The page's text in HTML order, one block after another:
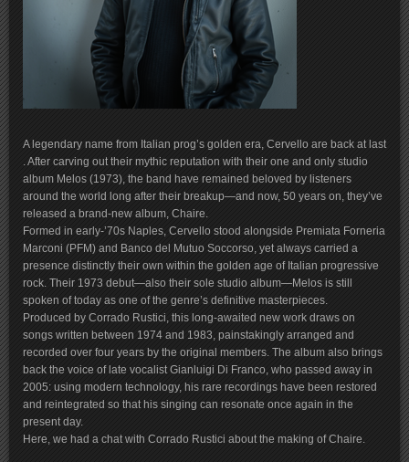
A legendary name from Italian prog’s golden era, Cervello are back at last
. After carving out their mythic reputation with their one and only studio
album Melos (1973), the band have remained beloved by listeners
around the world long after their breakup—and now, 50 years on, they’ve
released a brand-new album, Chaire.
Formed in early-’70s Naples, Cervello stood alongside Premiata Forneria
Marconi (PFM) and Banco del Mutuo Soccorso, yet always carried a
presence distinctly their own within the golden age of Italian progressive
rock. Their 1973 debut—also their sole studio album—Melos is still
spoken of today as one of the genre’s definitive masterpieces.
Produced by Corrado Rustici, this long-awaited new work draws on
songs written between 1974 and 1983, painstakingly arranged and
recorded over four years by the original members. The album also brings
back the voice of late vocalist Gianluigi Di Franco, who passed away in
2005: using modern technology, his rare recordings have been restored
and reintegrated so that his singing can resonate once again in the
present day.
Here, we had a chat with Corrado Rustici about the making of Chaire.